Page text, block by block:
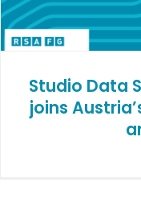
Studio Data
joins